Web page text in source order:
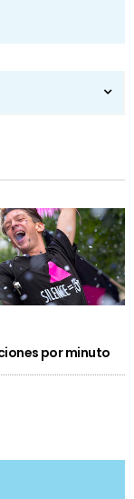
por minuto